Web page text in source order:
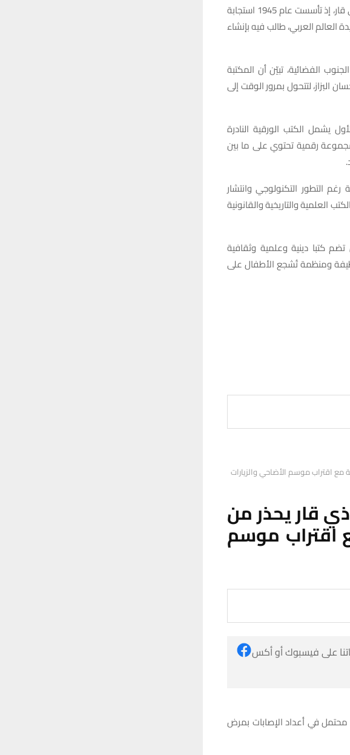
وتُعد المكتبة المركزية العامة من أقدم المكتبات في محافظة ذي قار، إذ تأسست عام 1945 استجابة
العالم العربي، طالب فيه بإنشاء
الفضائية، تبيّن أن المكتبة
البزاز، لتتحول بمرور الوقت إلى
يشمل الكتب الورقية النادرة
مجموعة رقمية تحتوي على ما بين
التطور التكنولوجي وانتشار
العلمية والتاريخية والقانونية
كتبا دينية وعلمية وثقافية
ومنظمة تُشجع الأطفال على
اقتراب موسم الأضاحي والزيارات
قار يحذر من
اقتراب موسم
على فيسبوك أو أكس
في أعداد الإصابات بمرض